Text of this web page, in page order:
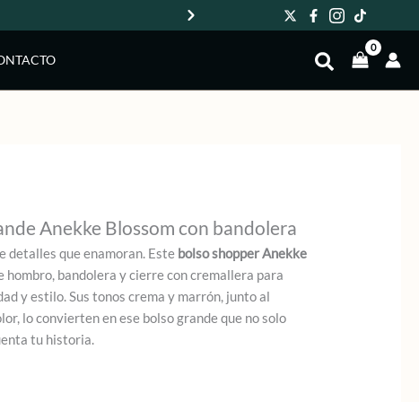
Anekke Blossom con bandolera
detalles que enamoran. Este bolso shopper Anekke
hombro, bandolera y cierre con cremallera para
y estilo. Sus tonos crema y marrón, junto al
lo convierten en ese bolso grande que no solo
tu historia.